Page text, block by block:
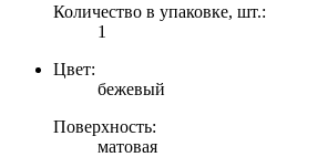
Количество в упаковке, шт.:
1
Цвет:
бежевый
Поверхность:
матовая